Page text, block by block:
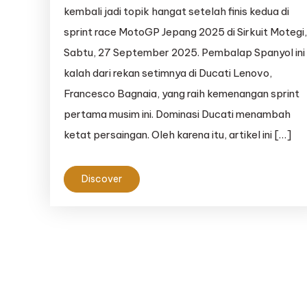
kembali jadi topik hangat setelah finis kedua di
sprint race MotoGP Jepang 2025 di Sirkuit Motegi,
Sabtu, 27 September 2025. Pembalap Spanyol ini
kalah dari rekan setimnya di Ducati Lenovo,
Francesco Bagnaia, yang raih kemenangan sprint
pertama musim ini. Dominasi Ducati menambah
ketat persaingan. Oleh karena itu, artikel ini […]
Discover